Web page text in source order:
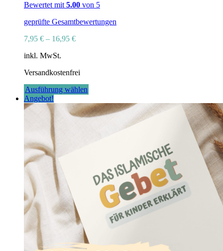
Bewertet mit 5.00 von 5
geprüfte Gesamtbewertungen
7,95 € – 16,95 €
inkl. MwSt.
Versandkostenfrei
Ausführung wählen
weist
mehrere
der
Produktseite
gewählt
werden
Angebot!